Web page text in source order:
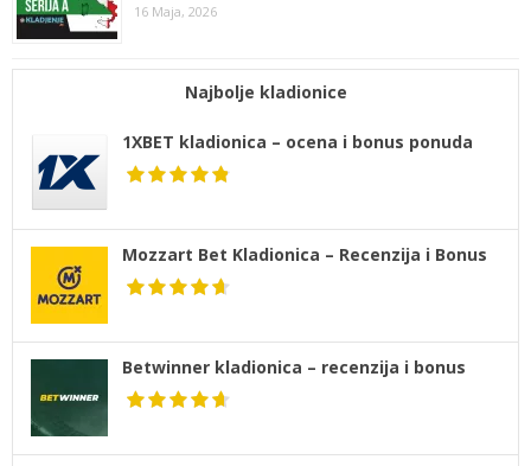
16 Maja, 2026
Najbolje kladionice
1XBET kladionica – ocena i bonus ponuda
Mozzart Bet Kladionica – Recenzija i Bonus
Betwinner kladionica – recenzija i bonus